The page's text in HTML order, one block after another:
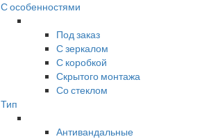
С особенностями
Под заказ
С зеркалом
С коробкой
Скрытого монтажа
Со стеклом
Тип
Антивандальные